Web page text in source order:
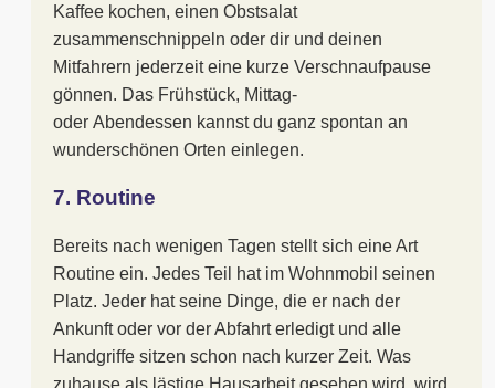
Kaffee kochen, einen Obstsalat
zusammenschnippeln oder dir und deinen
Mitfahrern jederzeit eine kurze Verschnaufpause
gönnen. Das Frühstück, Mittag-
oder Abendessen kannst du ganz spontan an
wunderschönen Orten einlegen.
7. Routine
Bereits nach wenigen Tagen stellt sich eine Art
Routine ein. Jedes Teil hat im Wohnmobil seinen
Platz. Jeder hat seine Dinge, die er nach der
Ankunft oder vor der Abfahrt erledigt und alle
Handgriffe sitzen schon nach kurzer Zeit. Was
zuhause als lästige Hausarbeit gesehen wird, wird